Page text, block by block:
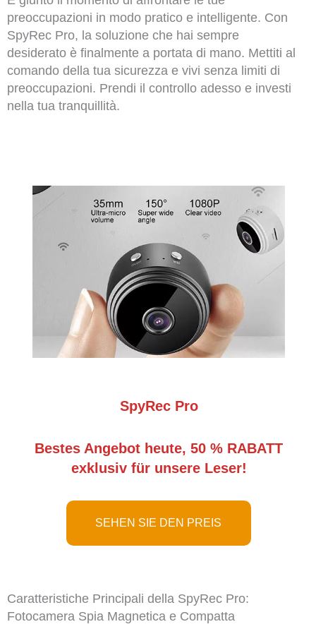
preoccupazioni in modo pratico e intelligente. Con
SpyRec Pro, la soluzione che hai sempre
desiderato è finalmente a portata di mano. Mettiti al
comando della tua sicurezza e vivi senza limiti di
preoccupazioni. Prendi il controllo adesso e investi
nella tua tranquillità.
SpyRec Pro
Bestes Angebot heute, 50 % RABATT
exklusiv für unsere Leser!
SEHEN SIE DEN PREIS
Caratteristiche Principali della SpyRec Pro:
Fotocamera Spia Magnetica e Compatta